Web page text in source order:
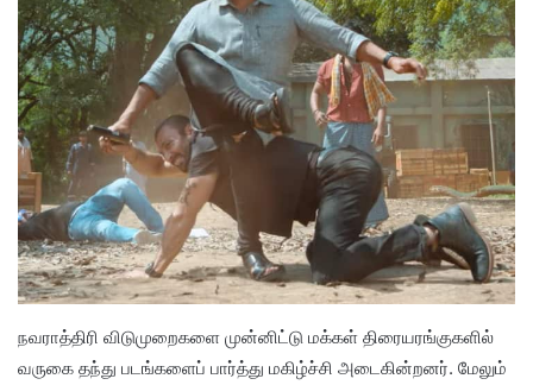
நவராத்திரி விடுமுறைகளை முன்னிட்டு மக்கள் திரையரங்குகளில்
வருகை தந்து படங்களைப் பார்த்து மகிழ்ச்சி அடைகின்றனர். மேலும்